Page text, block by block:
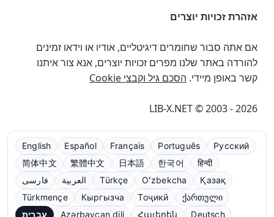
אזהרת זכויות יוצרים
אם אתה סבור שחומרים דיגיטליים, אודיו או וידאו זמינים
להורדה באתר שלנו מפרים זכויות יוצרים, אנא צור איתנו
קשר באופן מיידי. הסכם גיל וקבצי Cookie
LIB-X.NET © 2003 - 2026
English Español Français Português
Русский
简体中文
繁體中文 日本語 한국어
हिन्दी
فارسی
العربية Türkçe Oʻzbekcha
Қазақ
Türkmençe
Кыргызча Тоҷикӣ
ქართული
עברית
Azərbaycan dili Հայերեն Deutsch